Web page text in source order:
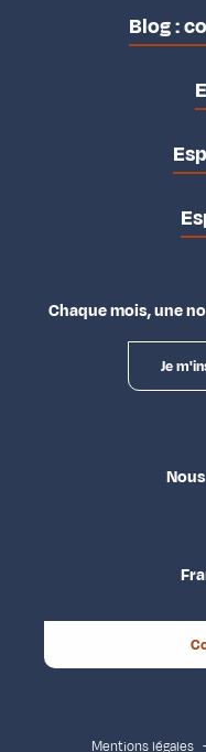
Blog :
Chaque mois, une
Je
Mentions légales